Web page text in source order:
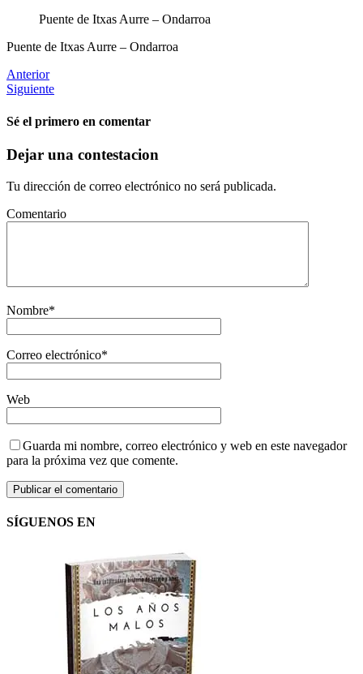
Puente de Itxas Aurre – Ondarroa
Puente de Itxas Aurre – Ondarroa
Anterior
Siguiente
Sé el primero en comentar
Dejar una contestacion
Tu dirección de correo electrónico no será publicada.
Comentario
Nombre*
Correo electrónico*
Web
Guarda mi nombre, correo electrónico y web en este navegador
para la próxima vez que comente.
SÍGUENOS EN